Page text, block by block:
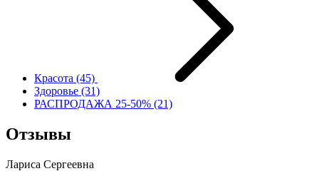
Красота (45)
Здоровье (31)
РАСПРОДАЖА 25-50% (21)
Отзывы
Лариса Сергеевна